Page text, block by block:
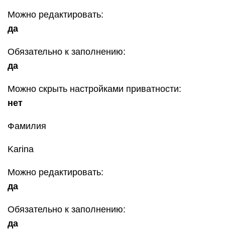
Можно редактировать:
да
Обязательно к заполнению:
да
Можно скрыть настройками приватности:
нет
Фамилия
Karina
Можно редактировать:
да
Обязательно к заполнению:
да